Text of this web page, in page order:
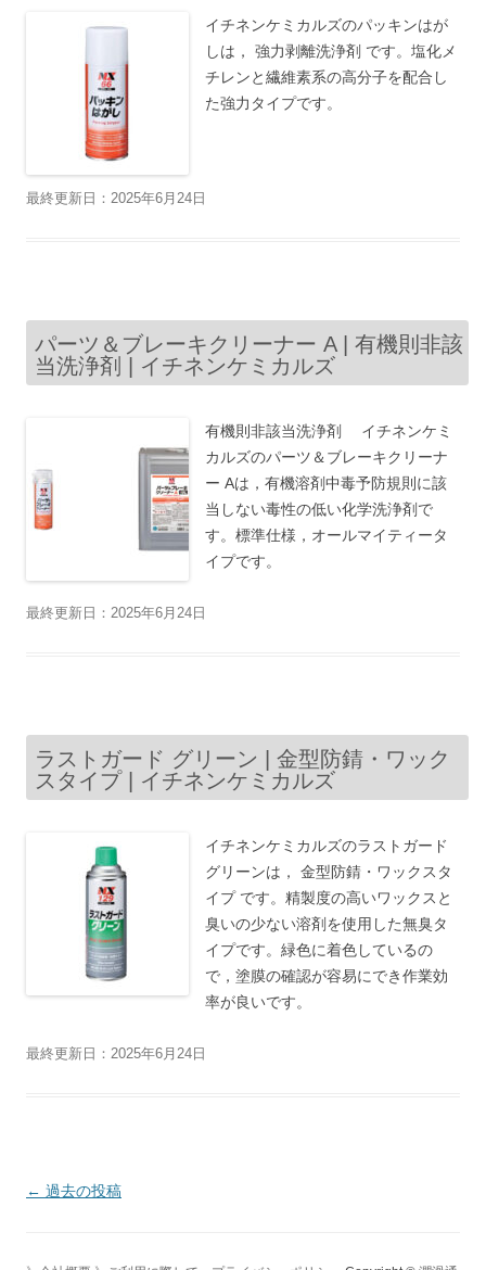
イチネンケミカルズのパッキンはが
しは， 強力剥離洗浄剤 です。塩化メ
チレンと繊維素系の高分子を配合し
た強力タイプです。
最終更新日：2025年6月24日
パーツ＆ブレーキクリーナー A | 有機則非該
当洗浄剤 | イチネンケミカルズ
有機則非該当洗浄剤 イチネンケミ
カルズのパーツ＆ブレーキクリーナ
ー Aは，有機溶剤中毒予防規則に該
当しない毒性の低い化学洗浄剤で
す。標準仕様，オールマイティータ
イプです。
最終更新日：2025年6月24日
ラストガード グリーン | 金型防錆・ワック
スタイプ | イチネンケミカルズ
イチネンケミカルズのラストガード
グリーンは， 金型防錆・ワックスタ
イプ です。精製度の高いワックスと
臭いの少ない溶剤を使用した無臭タ
イプです。緑色に着色しているの
で，塗膜の確認が容易にでき作業効
率が良いです。
最終更新日：2025年6月24日
投
← 過去の投稿